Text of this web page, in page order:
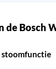
de Bosch
stoomfunctie